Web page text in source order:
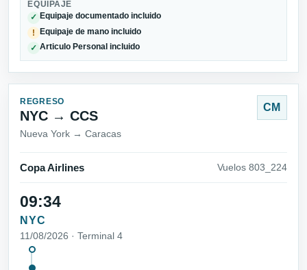
EQUIPAJE
✓ Equipaje documentado incluido
! Equipaje de mano incluido
✓ Articulo Personal incluido
REGRESO
NYC → CCS
Nueva York → Caracas
CM
Copa Airlines Vuelos 803_224
09:34
NYC
11/08/2026 · Terminal 4